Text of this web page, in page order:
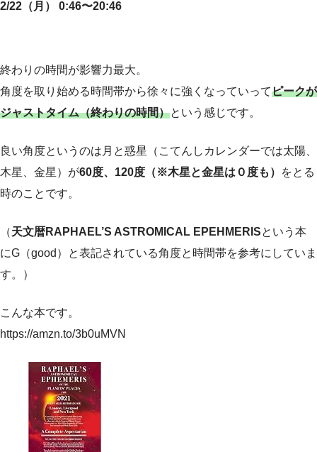
2/22（月） 0:46〜20:46
終わりの時間が影響力最大。
角度を取り始める時間帯から徐々に強くなっていってピークが
ジャストタイム（終わりの時間）という感じです。
良い角度というのは月と惑星（こてんしカレンダーでは太陽、
木星、金星）が60度、120度（※木星と金星は０度も）
をとる
時のことです。
（天文暦RAPHAEL’S ASTROMICAL EPEHMERISという本
にG（good）と表記されている角度と時間帯を参考にしていま
す。）
こんな本です。
https://amzn.to/3b0uMVN